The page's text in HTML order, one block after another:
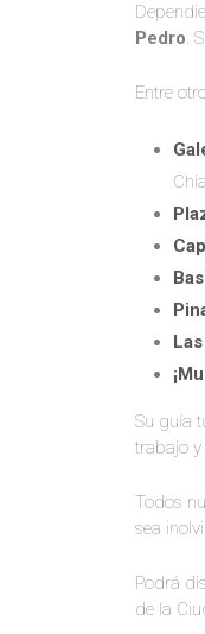
Pedro.
Entre
Su guía
trabajo y
Todos
sea
Podrá
de la